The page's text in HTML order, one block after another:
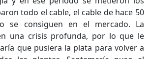
todo el cable, el cable de hace 50
se consiguen en el mercado. La
una crisis profunda, por lo que le
que pusiera la plata para volver a